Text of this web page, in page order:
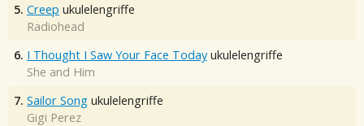
5. Creep ukulelengriffe
Radiohead
6. I Thought I Saw Your Face Today ukulelengriffe
She and Him
7. Sailor Song ukulelengriffe
Gigi Perez